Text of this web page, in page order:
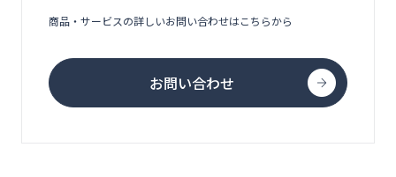
商品・サービスの詳しいお問い合わせはこちらから
お問い合わせ